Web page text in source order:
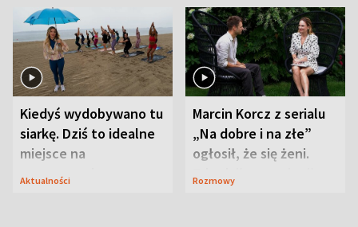
Kiedyś wydobywano tu
siarkę. Dziś to idealne
miejsce na
wypoczynek
Aktualności
Marcin Korcz z serialu
„Na dobre i na złe”
ogłosił, że się żeni.
Zdradził, co zmienił
Rozmowy